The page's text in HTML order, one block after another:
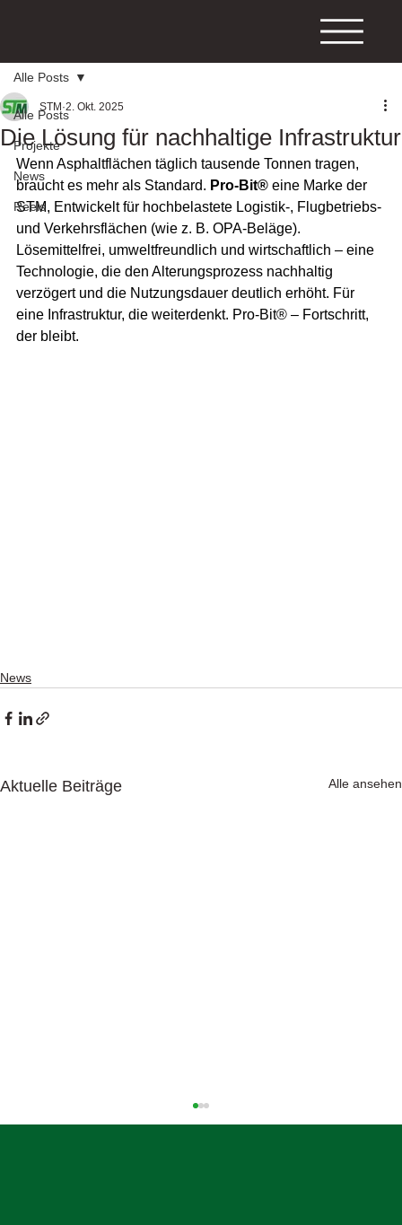
Alle Posts
Projekte
News
Reels
Alle Posts
Die Lösung für nachhaltige Infrastruktur
STM 2. Okt. 2025
Wenn Asphaltflächen täglich tausende Tonnen tragen,
braucht es mehr als Standard. Pro-Bit® eine Marke der
STM, Entwickelt für hochbelastete Logistik-, Flugbetriebs-
und Verkehrsflächen (wie z. B. OPA-Beläge).
Lösemittelfrei, umweltfreundlich und wirtschaftlich – eine
Technologie, die den Alterungsprozess nachhaltig
verzögert und die Nutzungsdauer deutlich erhöht. Für
eine Infrastruktur, die weiterdenkt. Pro-Bit® – Fortschritt,
der bleibt.
News
Aktuelle Beiträge Alle ansehen